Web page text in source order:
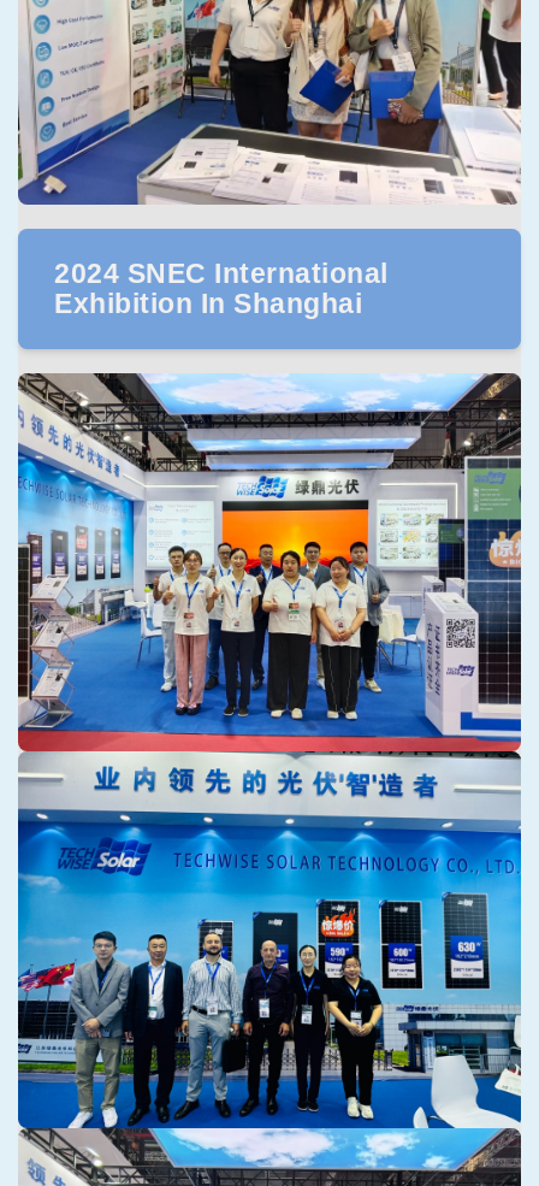
2024 SNEC International
Exhibition In Shanghai